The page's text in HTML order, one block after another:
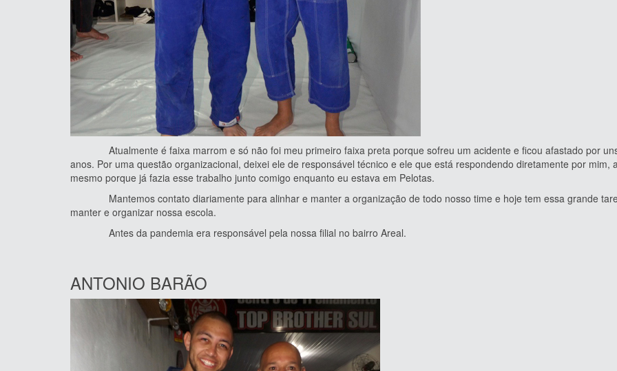
Atualmente é faixa marrom e só não foi meu primeiro faixa preta porque sofreu um acidente e ficou afastado por
anos. Por uma questão organizacional, deixei ele de responsável técnico e ele que está respondendo diretamente por mim,
mesmo porque já fazia esse trabalho junto comigo enquanto eu estava em Pelotas.
Mantemos contato diariamente para alinhar e manter a organização de todo nosso time e hoje tem essa grande
manter e organizar nossa escola.
Antes da pandemia era responsável pela nossa filial no bairro Areal.
ANTONIO BARÃO